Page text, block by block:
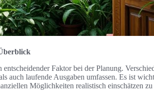
Faktor bei der Planung.
auch laufende Ausgaben umfassen. Es ist
Möglichkeiten realistisch einschätzen